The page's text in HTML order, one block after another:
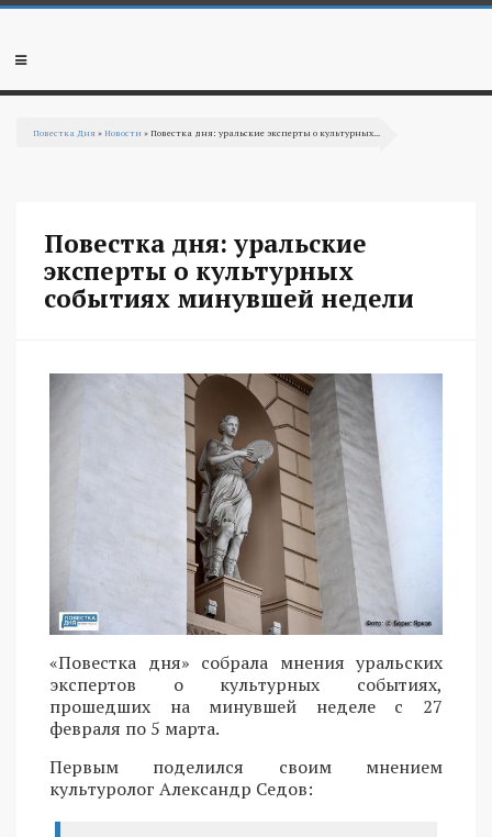
Перейти к основному содержанию
Мобильное
Повестка Дня »Новости » Повестка дня: уральские эксперты о культурных...
Повестка дня: уральские
эксперты о культурных
событиях минувшей недели
«Повестка дня» собрала мнения уральских
экспертов о культурных событиях,
прошедших на минувшей неделе с 27
февраля по 5 марта.
Первым поделился своим мнением
культуролог Александр Седов: